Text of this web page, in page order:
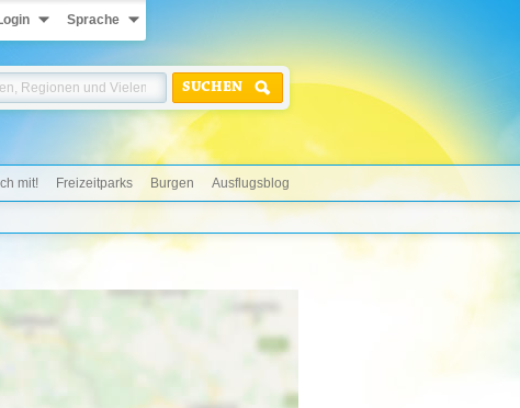
Sprache
SUCHEN
mit! Freizeitparks Burgen Ausflugsblog